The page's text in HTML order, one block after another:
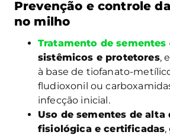
Prevenção e controle
no milho
Tratamento de sementes
sistêmicos e protetores,
à base de tiofanato-
fludioxonil ou
infecção inicial.
Uso de sementes de alta
fisiológica e certificadas,